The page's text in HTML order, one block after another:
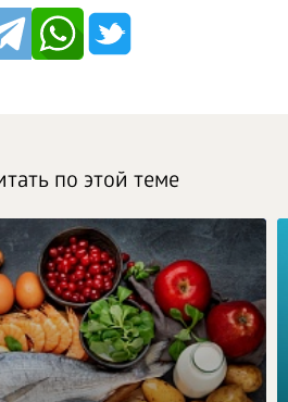
по этой теме